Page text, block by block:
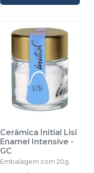
Cerâmica Initial Lisi
Enamel Intensive -
GC
Embalagem com 20g.